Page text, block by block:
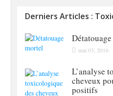
Derniers Articles :
mai 03, 2016
L’analyse
cheveux
positifs